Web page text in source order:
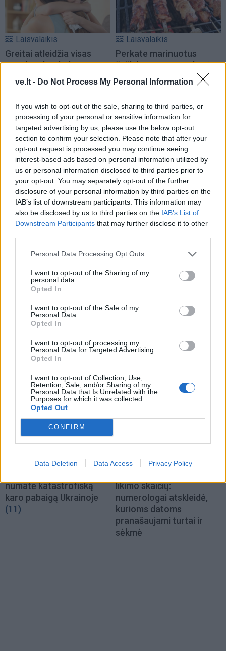
ve.lt - Do Not Process My Personal Information
If you wish to opt-out of the sale, sharing to third parties, or
processing of your personal or sensitive information for
targeted advertising by us, please use the below opt-out
section to confirm your selection. Please note that after your
opt-out request is processed you may continue seeing
interest-based ads based on personal information utilized by
us or personal information disclosed to third parties prior to
your opt-out. You may separately opt-out of the further
disclosure of your personal information by third parties on the
IAB’s list of downstream participants. This information may
also be disclosed by us to third parties on the IAB’s List of
Downstream Participants that may further disclose it to other
Personal Data Processing Opt Outs
I want to opt-out of the Sharing of my
personal data.
Opted In
I want to opt-out of the Sale of my
Personal Data.
Opted In
I want to opt-out of processing my
Personal Data for Targeted Advertising.
Opted In
I want to opt-out of Collection, Use,
Retention, Sale, and/or Sharing of my
Personal Data that Is Unrelated with the
Purposes for which it was collected.
Opted Out
CONFIRM
Data Deletion Data Access Privacy Policy
Laisvalaikis
Greitai atleidžia visas
nuoskaudas: kokiomis
dienomis gimsta patys
Laisvalaikis
Perkate marinuotus
šašlykus? Viena etiketės
eilutė gali sutaupyti
Laisvalaikis
Rugpjūčio 7-ąją vardo
dieną švenčia
Laisvalaikis
Pasirinkite gestą ir
sužinokite, ką jumyse
pastebi pirmiausia, bet
retai pasako garsiai
Laisvalaikis
Bulvaras: jei po lygiai, tai
po lygiai
Laisvalaikis
išradingumo teisingai
išspręsti matematinį
tik vieną degtuką?
Laisvalaikis
numatė katastrofišką
karo pabaigą Ukrainoje
(11)
Laisvalaikis
likimo skaičių:
numerologai atskleidė,
kurioms datoms
pranašaujami turtai ir
sėkmė